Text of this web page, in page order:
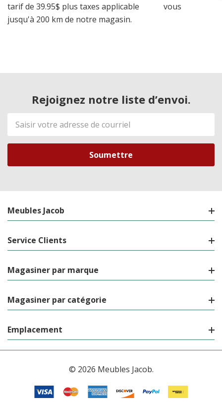
tarif de 39.95$ plus taxes applicable
jusqu'à 200 km de notre magasin.
vous
Rejoignez notre liste d’envoi.
Adresse
de
courriel
Meubles Jacob
Service Clients
Magasiner par marque
Magasiner par catégorie
Emplacement
© 2026 Meubles Jacob.